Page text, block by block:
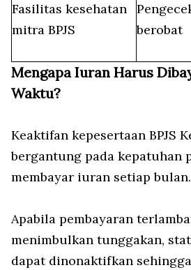
Fasilitas kesehatan
mitra BPJS
berobat
Mengapa Iuran Harus
Waktu?
Keaktifan kepesertaan BPJS
bergantung pada kepatuhan
membayar iuran setiap bulan.
Apabila pembayaran
menimbulkan tunggakan,
dapat dinonaktifkan